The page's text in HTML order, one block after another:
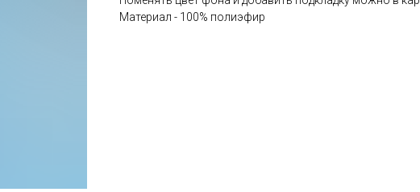
Материал - 100% полиэфир